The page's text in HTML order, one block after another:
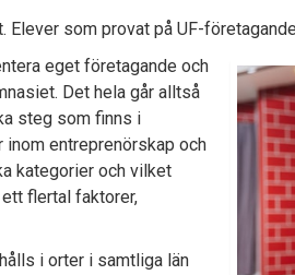
som provat på UF-
eget företagande och
Det hela går alltså
steg som finns i
inom entreprenörskap och
kategorier och vilket
flertal faktorer,
i orter i samtliga län